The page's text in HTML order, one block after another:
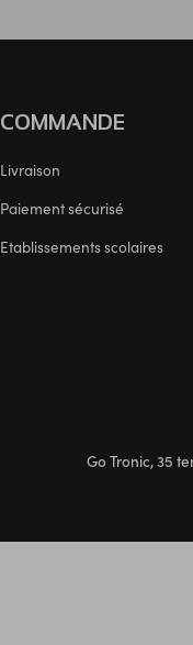
COMMANDE
Livraison
Paiement sécurisé
Etablissements scolaires
Go Tronic, 35